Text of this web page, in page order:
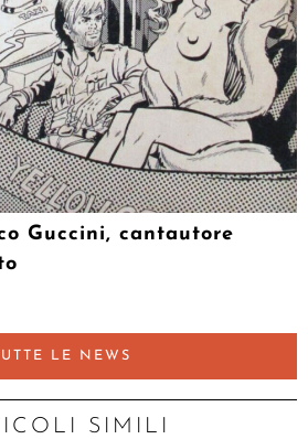
Guccini, cantautore
LE NEWS
SIMILI